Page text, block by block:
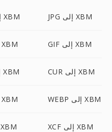
BMP إلى XBM JPG إلى XBM
PDF إلى XBM GIF إلى XBM
JPEG إلى XBM CUR إلى XBM
TGA إلى XBM WEBP إلى XBM
TXT إلى XBM XCF إلى XBM